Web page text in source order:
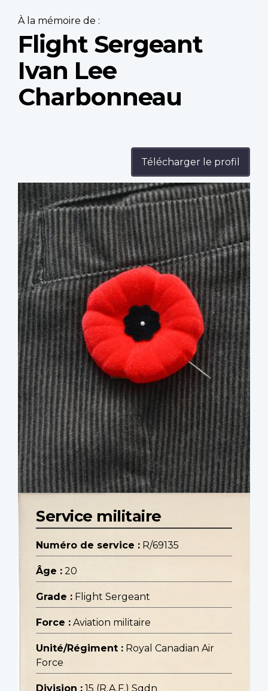
À la mémoire de :
Flight Sergeant
Ivan Lee
Charbonneau
Télécharger le profil
Profile
image
Service militaire
Numéro de service : R/69135
Âge : 20
Grade : Flight Sergeant
Force : Aviation militaire
Unité/Régiment : Royal Canadian Air
Force
Division : 15 (R.A.F.) Sqdn